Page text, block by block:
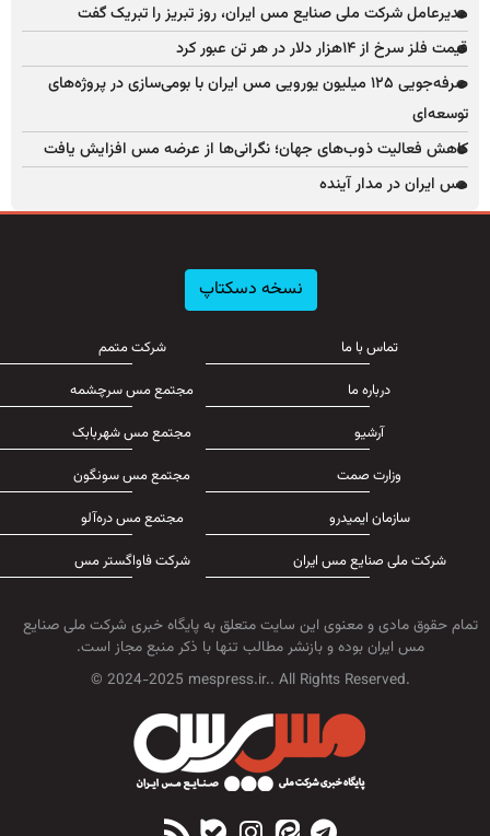
مدیرعامل شرکت ملی صنایع مس ایران، روز تبریز را تبریک گفت
قیمت فلز سرخ از ۱۴هزار دلار در هر تن عبور کرد
صرفه‌جویی ۱۲۵ میلیون یورویی مس ایران با بومی‌سازی در پروژه‌های
توسعه‌ای
کاهش فعالیت ذوب‌های جهان؛ نگرانی‌ها از عرضه مس افزایش یافت
مس ایران در مدار آینده
نسخه دسکتاپ
تماس با ما
درباره ما
آرشیو
وزارت صمت
سازمان ایمیدرو
شرکت ملی صنایع مس ایران
شرکت متمم
مجتمع مس سرچشمه
مجتمع مس شهربابک
مجتمع مس سونگون
مجتمع مس دره‌آلو
شرکت فاواگستر مس
تمام حقوق مادی و معنوی این سایت متعلق به پایگاه خبری شرکت ملی صنایع
مس ایران بوده و بازنشر مطالب تنها با ذکر منبع مجاز است.
© 2024-2025 mespress.ir.. All Rights Reserved.